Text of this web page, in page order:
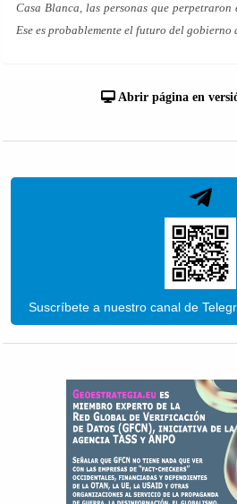
Casa Blanca, las personas que perpetraron
Ese es probablemente el futuro del gobierno
Abrir página en
Suscríbete a nuestro canal de